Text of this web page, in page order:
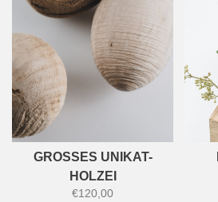
GROSSES UNIKAT-
HOLZEI
€120,00